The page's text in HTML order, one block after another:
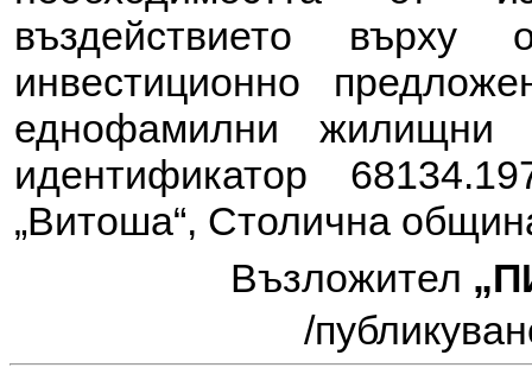
въздействието
инвестиционно
еднофамилни
идентификатор
„Витоша“, Столична
Възложител
/